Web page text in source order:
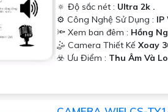
🔅 Độ sắc nét : Ultra 2k .
⚙ Công Nghệ Sử Dụng : IP
🔦 Xem ban đêm : Hồng
🤹 Camera Thiết Kế Xoay
️☣️ Ưu Điểm : Thu Âm Và